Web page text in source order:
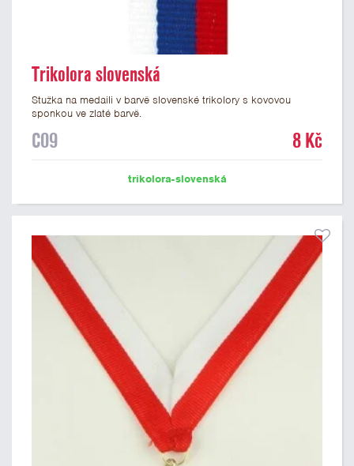
Trikolora slovenská
Stužka na medaili v barvě slovenské trikolory s kovovou
sponkou ve zlaté barvě.
C09 8 Kč
trikolora-slovenská